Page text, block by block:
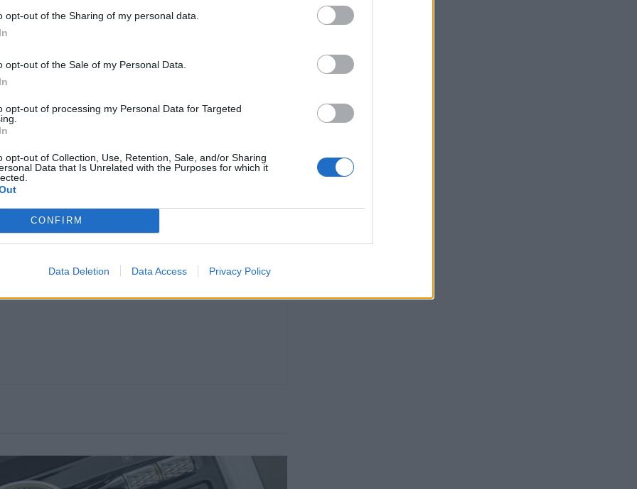
opt-out of the Sharing of my personal data.
opt-out of the Sale of my Personal Data.
opt-out of processing my Personal Data for Targeted
opt-out of Collection, Use, Retention, Sale, and/or Sharing
Data that Is Unrelated with the Purposes for which it
CONFIRM
Data Deletion Data Access Privacy Policy
já verificada nos meses anteriores, nomeadamente
bem como o Mercedes-Benz A180 (31.500€).
(24.500€) revelam um ligeiro decréscimo dos
BCA, os preços mantêm-se estáveis no comércio,
em abril, face ao mês anterior.
se um aumento de +25,1% no total do mercado
mas ainda abaixo do pré-pandemia. No
de 37,6%. As energias alternativas (veículos
cerca de 46% do mercado total de ligeiros em